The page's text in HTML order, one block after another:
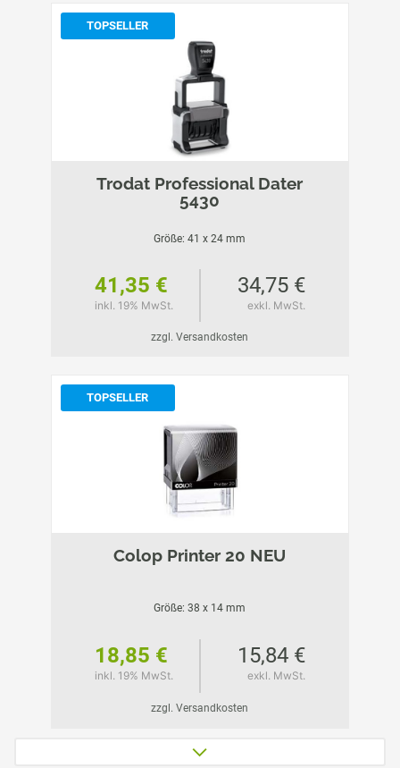
TOPSELLER
Trodat Professional Dater
5430
Größe: 41 x 24 mm
41,35 €
inkl. 19% MwSt.
34,75 €
exkl. MwSt.
zzgl. Versandkosten
TOPSELLER
Colop Printer 20 NEU
Größe: 38 x 14 mm
18,85 €
inkl. 19% MwSt.
15,84 €
exkl. MwSt.
zzgl. Versandkosten